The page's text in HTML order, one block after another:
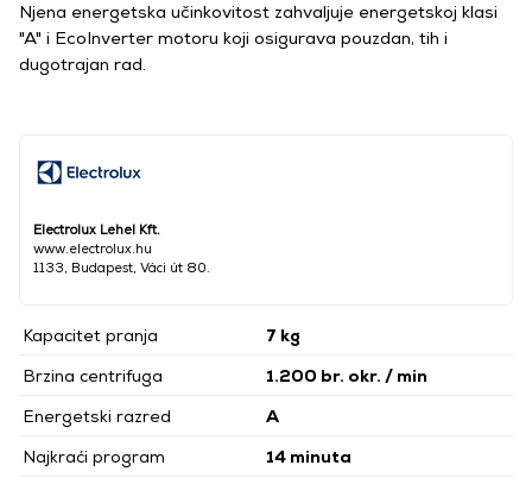
Electrolux Lehel Kft.
www.electrolux.hu
1133, Budapest, Váci út 80.
Kapacitet pranja
7 kg
Brzina centrifuga
1.200 br. okr. / min
Energetski razred
A
Najkraći program
14 minuta
Njena energetska učinkovitost zahvaljuje energetskoj klasi
"A" i EcoInverter motoru koji osigurava pouzdan, tih i
dugotrajan rad.